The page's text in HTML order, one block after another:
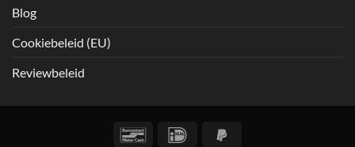
Blog
Cookiebeleid (EU)
Reviewbeleid
BancontactIDeal